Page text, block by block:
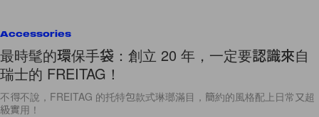
Accessories
最時髦的環保手袋：創立 20 年，一定要認識來自
瑞士的 FREITAG！
不得不說，FREITAG 的托特包款式琳瑯滿目，簡約的風格配上日常又超
級實用！